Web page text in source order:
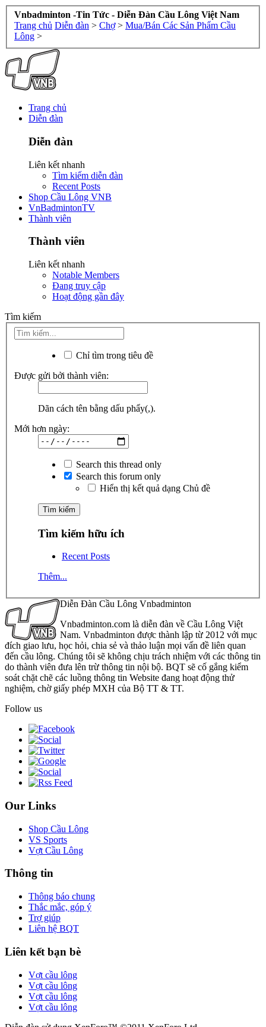
Vnbadminton -Tin Tức - Diễn Đàn Cầu Lông Việt Nam
Trang chủ Diễn đàn > Chợ > Mua/Bán Các Sản Phẩm Cầu
Lông >
Trang chủ
Diễn đàn
Diễn đàn
Liên kết nhanh
Tìm kiếm diễn đàn
Recent Posts
Shop Cầu Lông VNB
VnBadmintonTV
Thành viên
Thành viên
Liên kết nhanh
Notable Members
Đang truy cập
Hoạt động gần đây
Tìm kiếm
Chỉ tìm trong tiêu đề
Được gửi bởi thành viên:
Dãn cách tên bằng dấu phẩy(,).
Mới hơn ngày:
Search this thread only
Search this forum only
Hiển thị kết quả dạng Chủ đề
Tìm kiếm hữu ích
Recent Posts
Thêm...
Diễn Đàn Cầu Lông Vnbadminton
Vnbadminton.com là diễn đàn về Cầu Lông Việt
Nam. Vnbadminton được thành lập từ 2012 với mục
đích giao lưu, học hỏi, chia sẻ và thảo luận mọi vấn đề liên quan
đến cầu lông. Chúng tôi sẽ không chịu trách nhiệm với các thông tin
do thành viên đưa lên trừ thông tin nội bộ. BQT sẽ cố gắng kiểm
soát chặt chẽ các luồng thông tin Website đang hoạt động thử
nghiệm, chờ giấy phép MXH của Bộ TT & TT.
Follow us
Our Links
Shop Cầu Lông
VS Sports
Vợt Cầu Lông
Thông tin
Thông báo chung
Thắc mắc, góp ý
Trợ giúp
Liên hệ BQT
Liên kết bạn bè
Vợt cầu lông
Vợt cầu lông
Vợt cầu lông
Vợt cầu lông